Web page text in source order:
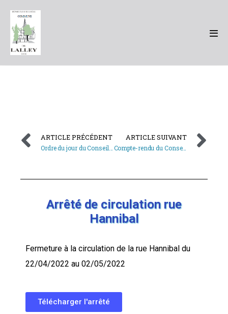
ARTICLE PRÉCÉDENT
ARTICLE SUIVANT
Compte-rendu du Conseil municipal du 24 avril 2022
Arrêté de circulation rue
Hannibal
Fermeture à la circulation de la rue Hannibal du
22/04/2022 au 02/05/2022
Télécharger l'arrêté